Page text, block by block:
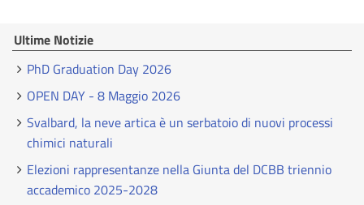
Ultime Notizie
PhD Graduation Day 2026
OPEN DAY - 8 Maggio 2026
Svalbard, la neve artica è un serbatoio di nuovi processi
chimici naturali
Elezioni rappresentanze nella Giunta del DCBB triennio
accademico 2025-2028